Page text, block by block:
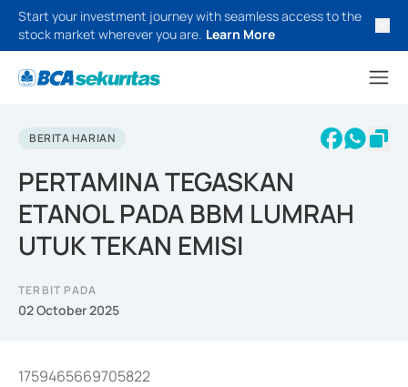
Start your investment journey with seamless access to the
stock market wherever you are. Learn More
BERITA HARIAN
PERTAMINA TEGASKAN
ETANOL PADA BBM LUMRAH
UTUK TEKAN EMISI
TERBIT PADA
02 October 2025
1759465669705822